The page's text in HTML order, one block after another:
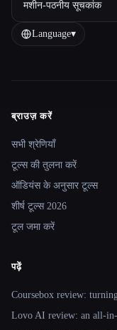
मशीन-पठनीय सूचकांक
Language▾
Site navigation
ब्राउज़ करें
सभी श्रेणियाँ
टूल्स की तुलना करें
ऑडियंस के अनुसार टूल्स
शीर्ष टूल्स 2026
टूल जमा करें
पढ़ें
Coursebox review:
Lovo AI review: an all-in-